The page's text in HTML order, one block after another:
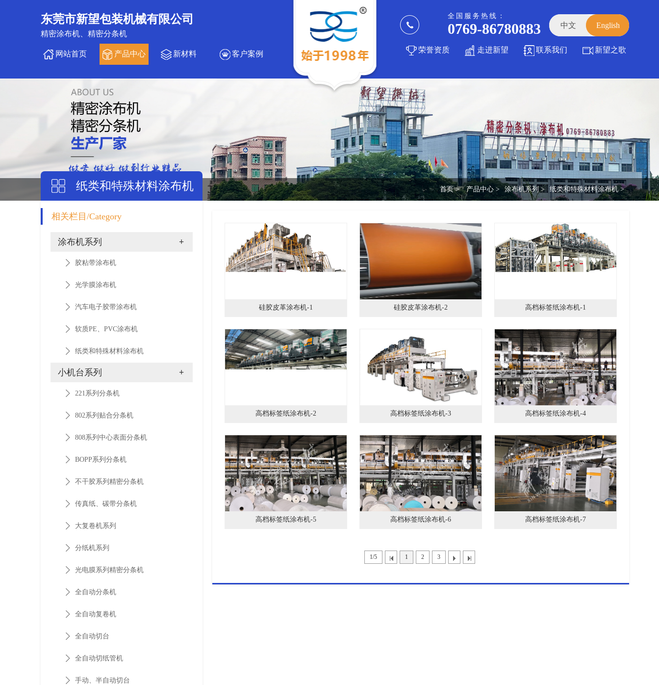
东莞市新望包装机械有限公司
精密涂布机、精密分条机
网站首页 产品中心 新材料 客户案例
English
中文
全国服务热线：
0769-86780883
新望之歌
联系我们
走进新望
荣誉资质
纸类和特殊材料涂布机 首页 > 产品中心 > 涂布机系列 > 纸类和特殊材料涂布机 >
相关栏目/Category
涂布机系列 +
胶粘带涂布机
光学膜涂布机
汽车电子胶带涂布机
软质PE、PVC涂布机
纸类和特殊材料涂布机
小机台系列 +
221系列分条机
802系列贴合分条机
808系列中心表面分条机
BOPP系列分条机
不干胶系列精密分条机
传真纸、碳带分条机
大复卷机系列
分纸机系列
光电膜系列精密分条机
全自动分条机
全自动复卷机
全自动切台
全自动切纸管机
手动、半自动切台
硅胶皮革涂布机-1 硅胶皮革涂布机-2 高档标签纸涂布机-1
高档标签纸涂布机-2 高档标签纸涂布机-3 高档标签纸涂布机-4
高档标签纸涂布机-5 高档标签纸涂布机-6 高档标签纸涂布机-7
1 2 3
1/5